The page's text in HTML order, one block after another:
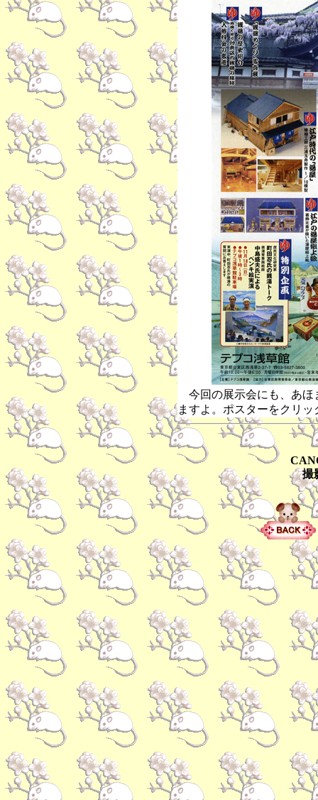
今回の展示会にも、あほ
ますよ。ポスターをクリ
撮